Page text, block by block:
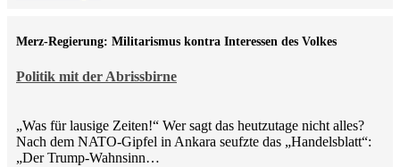
Politik mit der Abrissbirne
Merz-Regierung: Militarismus kontra Inte­ressen des Volkes
„Was für lausige Zeiten!“ Wer sagt das heutzutage nicht alles?
Nach dem NATO-Gipfel in Ankara seufzte das „Handelsblatt“:
„Der Trump-Wahnsinn…